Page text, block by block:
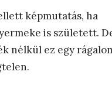
képmutatás, ha
is született.
nélkül ez egy